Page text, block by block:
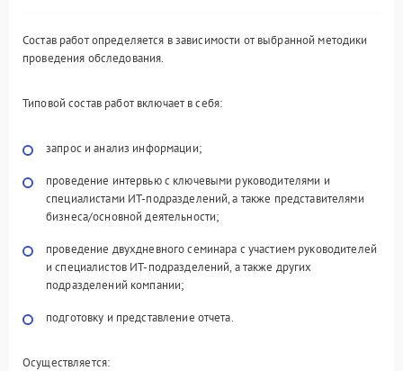
Состав работ определяется в зависимости от выбранной методики
проведения обследования.
Типовой состав работ включает в себя:
запрос и анализ информации;
проведение интервью с ключевыми руководителями и
специалистами ИТ-подразделений, а также представителями
бизнеса/основной деятельности;
проведение двухдневного семинара с участием руководителей
и специалистов ИТ-подразделений, а также других
подразделений компании;
подготовку и представление отчета.
Осуществляется: